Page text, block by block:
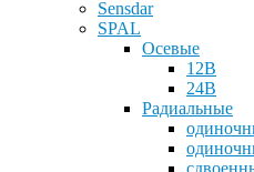
Sensdar
SPAL
Осевые
12В
24В
Радиальные